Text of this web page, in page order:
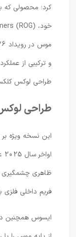
کرد؛ محصولی که
و ترکیبی از
طراحی لوکس
طراحی لوکس با
ظاهری چشمگیری
فریم داخلی فلزی با روکش
ایسوس همچنین